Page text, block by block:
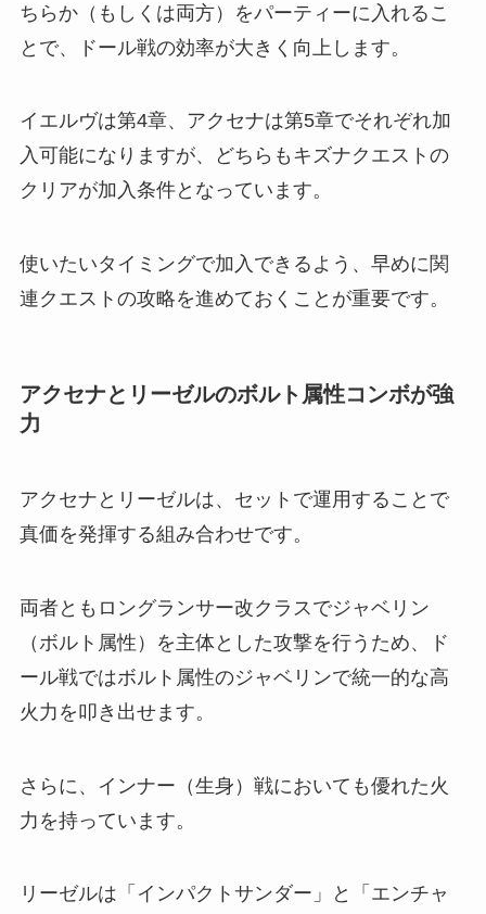
ちらか（もしくは両方）をパーティーに入れるこ
とで、ドール戦の効率が大きく向上します。
イエルヴは第4章、アクセナは第5章でそれぞれ加
入可能になりますが、どちらもキズナクエストの
クリアが加入条件となっています。
使いたいタイミングで加入できるよう、早めに関
連クエストの攻略を進めておくことが重要です。
アクセナとリーゼルのボルト属性コンボが強
力
アクセナとリーゼルは、セットで運用することで
真価を発揮する組み合わせです。
両者ともロングランサー改クラスでジャベリン
（ボルト属性）を主体とした攻撃を行うため、ド
ール戦ではボルト属性のジャベリンで統一的な高
火力を叩き出せます。
さらに、インナー（生身）戦においても優れた火
力を持っています。
リーゼルは「インパクトサンダー」と「エンチャ